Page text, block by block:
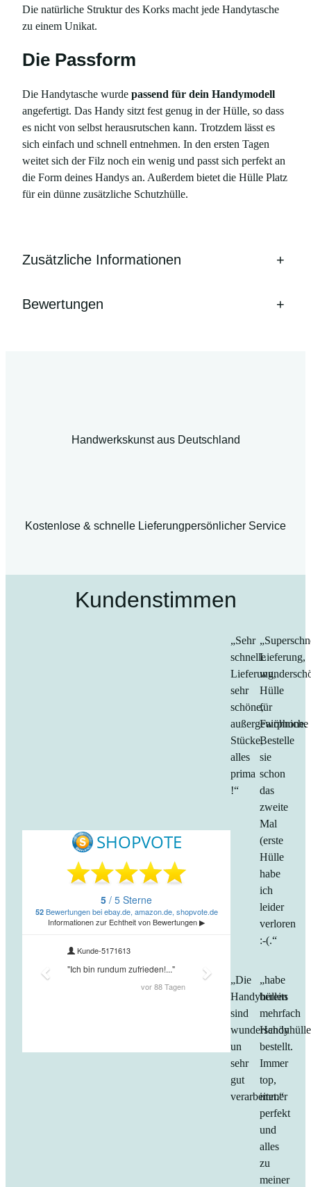
Die natürliche Struktur des Korks macht jede Handytasche
zu einem Unikat.
Die Passform
Die Handytasche wurde passend für dein Handymodell
angefertigt. Das Handy sitzt fest genug in der Hülle, so dass
es nicht von selbst herausrutschen kann. Trotzdem lässt es
sich einfach und schnell entnehmen. In den ersten Tagen
weitet sich der Filz noch ein wenig und passt sich perfekt an
die Form deines Handys an. Außerdem bietet die Hülle Platz
für ein dünne zusätzliche Schutzhülle.
Zusätzliche Informationen +
Bewertungen +
Handwerkskunst aus Deutschland
Kostenlose & schnelle Lieferungpersönlicher Service
Kundenstimmen
„Sehr
schnelle
Lieferung,
sehr
schöne,
außergewöhniche
Stücke,
alles
prima
!“
Lieferung,
Hülle
für
Fairphone.
Bestelle
sie
schon
das
zweite
Mal
(erste
Hülle
habe
ich
leider
verloren
:-(.“
„Die
Handyhüllen
sind
wunderschön
un
sehr
gut
verarbeitet.“
„habe
bereits
mehrfach
bestellt.
Immer
top,
immer
perfekt
und
alles
zu
meiner